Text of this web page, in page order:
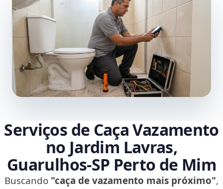
Serviços de Caça Vazamento
no Jardim Lavras,
Guarulhos‑SP Perto de Mim
Buscando "caça de vazamento mais próximo",